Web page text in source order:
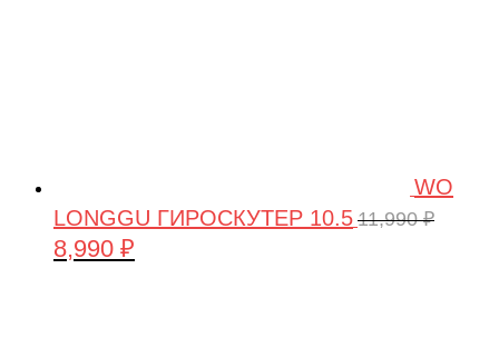
WO
LONGGU ГИРОСКУТЕР 10.5 11,990₽
Первоначальная
8,990 ₽